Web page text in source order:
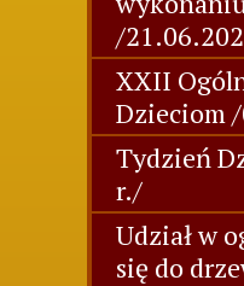
/
XXII
Dzieciom
Tydzień
r./
Udział w
się do